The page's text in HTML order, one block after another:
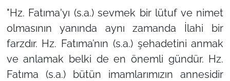
"Hz. Fatıma'yı (s.a.) sevmek bir lütuf ve nimet
olmasının yanında aynı zamanda İlahi bir
farzdır. Hz. Fatıma’nın (s.a.) şehadetini anmak
ve anlamak belki de en önemli gündür. Hz.
Fatıma (s.a.) bütün imamlarımızın annesidir